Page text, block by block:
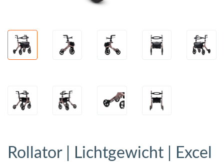
Rollator | Lichtgewicht | Excel